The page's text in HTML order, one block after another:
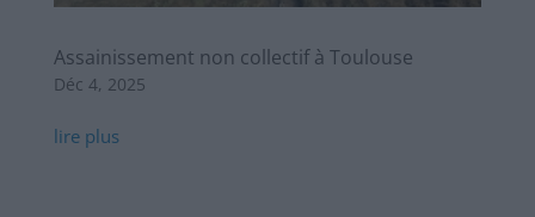
Assainissement non collectif à Toulouse
Déc 4, 2025
lire plus